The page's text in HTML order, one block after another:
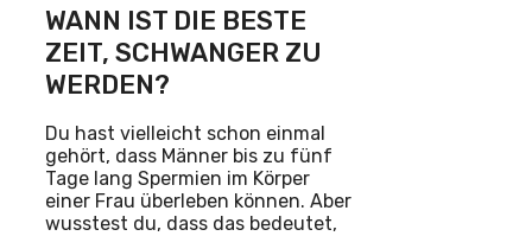
WANN IST DIE BESTE
ZEIT, SCHWANGER ZU
WERDEN?
Du hast vielleicht schon einmal
gehört, dass Männer bis zu fünf
Tage lang Spermien im Körper
einer Frau überleben können. Aber
wusstest du, dass das bedeutet,